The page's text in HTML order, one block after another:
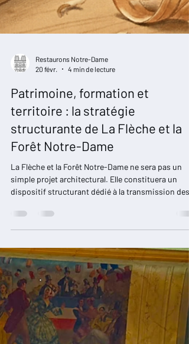
Restaurons Notre-Dame
20 févr.
4 min de lecture
Patrimoine, formation et
territoire : la stratégie
structurante de La Flèche et la
Forêt Notre-Dame
simple projet architectural. Elle constituera un
dispositif structurant dédié à la transmission des
valorisation des métiers du patrimoine. Implanté à
Pougues-les-Eaux, au Mont Givre, au cœur d’un
territoire historiquement lié à la filière bois et au
massif des Bertranges, le projet s’organise en deux
phases complémentaires. Ensemble, elles
articuleront compréhension culturelle et